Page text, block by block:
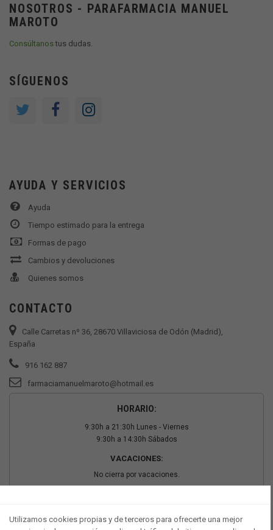
NOSOTROS - PARAFARMACIA MANUEL
MAROTO
Consúltanostus dudas.
SÍGUENOS
AYUDA Y SERVICIOS
Ayuda
Tiempo estimado para la entrega
Formas de pago
Cambios y devoluciones
Quienes somos
CONTACTO
Calle Carretas nº 36, 28670 Villaviciosa de Odón (Madrid),
España
916 162 887
farmaciamanuelmaroto@hotmail.es
HORARIO:
9:30h a 21:30h Lunes - Viernes
9:30h a 14:30h Sábados
VACACIONES:
No cierra por vacaciones.
Utilizamos cookies propias y de terceros para ofrecerte una mejor